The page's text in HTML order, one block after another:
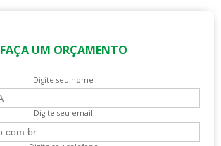
FAÇA UM ORÇAMENTO
Digite seu nome
Digite seu email